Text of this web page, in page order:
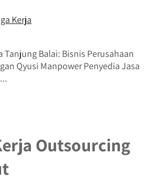
Kerja
Tanjung Balai: Bisnis Perusahaan
Qyusi Manpower Penyedia Jasa
Outsourcing